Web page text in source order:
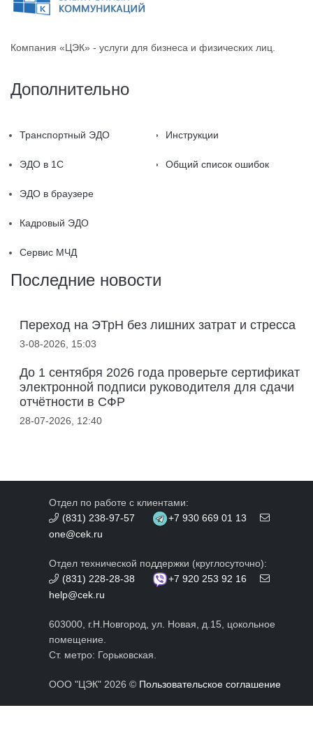
Компания «ЦЭК» - услуги для бизнеса и физических лиц.
Дополнительно
Транспортный ЭДО
ЭДО в 1С
ЭДО в браузере
Кадровый ЭДО
Сервис МЧД
Инструкции
Общий список ошибок
Последние новости
Переход на ЭТрН без лишних затрат и стресса
3-08-2026, 15:03
До 1 сентября 2026 года проверьте сертификат
электронной подписи руководителя для сдачи
отчётности в СФР
28-07-2026, 12:40
Отдел по работе с клиентами:
(831) 238-97-57
+7 930 669 01 13
one@cek.ru
Отдел технической поддержки (круглосуточно):
(831) 228-28-38
+7 920 253 92 16
help@cek.ru
603000, г.Н.Новгород, ул. Новая, д.15, цокольное
помещение.
Ст. метро: Горьковская.
ООО "ЦЭК" 2026 © Пользовательское соглашение